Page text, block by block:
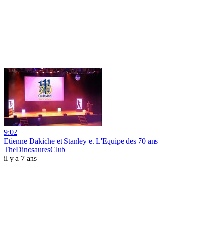
9:02
Etienne Dakiche et Stanley et L'Equipe des 70 ans
TheDinosauresClub
il y a 7 ans